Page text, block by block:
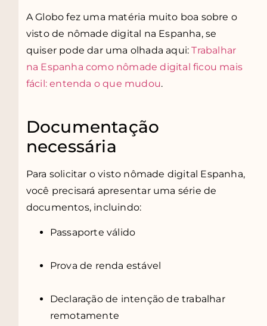
A Globo fez uma matéria muito boa sobre o
visto de nômade digital na Espanha, se
quiser pode dar uma olhada aqui:Trabalhar
na Espanha como nômade digital ficou mais
fácil: entenda o que mudou.
Documentação
necessária
Para solicitar o visto nômade digital Espanha,
você precisará apresentar uma série de
documentos, incluindo:
Passaporte válido
Prova de renda estável
Declaração de intenção de trabalhar
remotamente